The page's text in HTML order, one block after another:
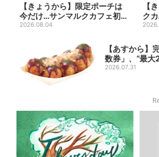
【きょうから】限定ポーチは
今だけ…サンマルクカフェ初の
「夏福袋」、実質無料でレア...
2026.08.04
【
ク
先
【あすから】
数券」、“最大
で
2026.07.31